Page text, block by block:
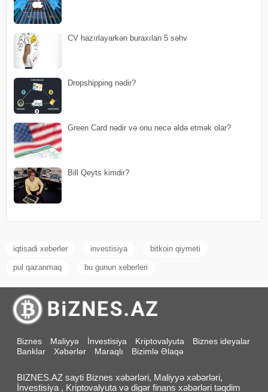
CV hazırlayarkən buraxılan 5 səhv
Dropshipping nədir?
Green Card nədir və onu necə əldə etmək olar?
Bill Qeyts kimdir?
iqtisadi xeberler investisiya bitkoin qiymeti
pul qazanmaq bu gunun xeberleri
Biznes Maliyyə İnvestisiya Kriptovalyuta
Biznes ideyalar
Banklar
Xəbərlər Maraqlı Bizimlə Əlaqə
BIZNES.AZ sayti Biznes xəbərləri, Maliyyə xəbərləri,
İnvestisiya , Kriptovalyuta və digər finans xəbərləri təqdim